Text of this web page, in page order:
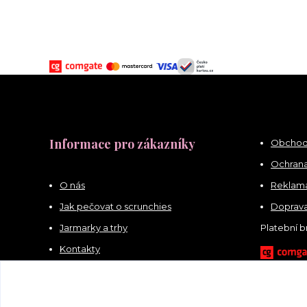
Informace pro zákazníky
O nás
Jak pečovat o scrunchies
Jarmarky a trhy
Kontakty
Platební